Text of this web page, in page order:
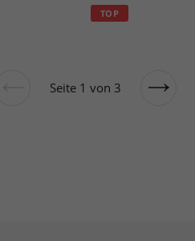
TOP
VorherigeSeite 1 von 3
Nächste